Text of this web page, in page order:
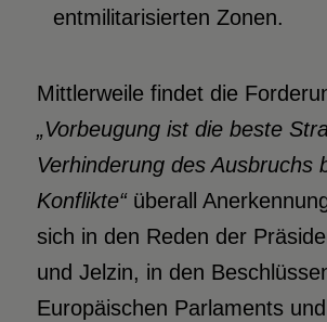
entmilitarisierten Zonen.
Mittlerweile findet die
„Vorbeugung ist die beste
Verhinderung des Ausbruchs
Konflikte“überall
sich in den Reden der
und Jelzin, in den
Europäischen Parlaments